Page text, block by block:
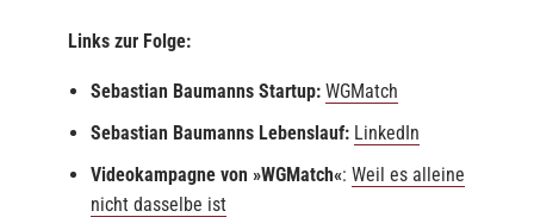
Links zur Folge:
Sebastian Baumanns Startup: WGMatch
Sebastian Baumanns Lebenslauf: LinkedIn
Videokampagne von »WGMatch«: Weil es alleine
nicht dasselbe ist